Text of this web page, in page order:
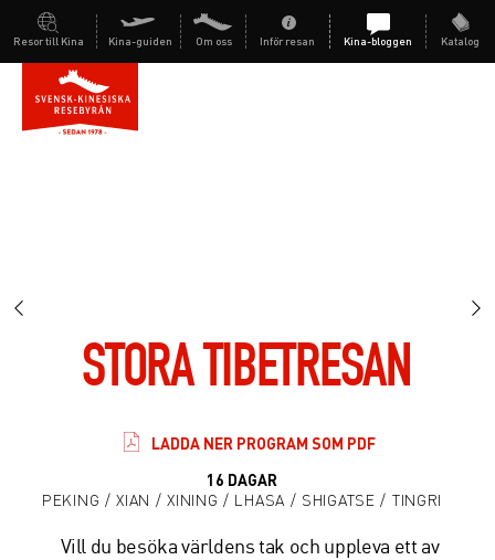
Resor till Kina Kina-guiden Om oss Inför resan Kina-bloggen Katalog
STORA TIBETRESAN
LADDA NER PROGRAM SOM PDF
16 DAGAR
PEKING / XIAN / XINING / LHASA / SHIGATSE / TINGRI
Vill du besöka världens tak och uppleva ett av